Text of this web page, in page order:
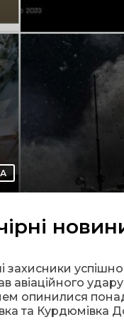
авіаційного
опинилися
та Курдюмівка